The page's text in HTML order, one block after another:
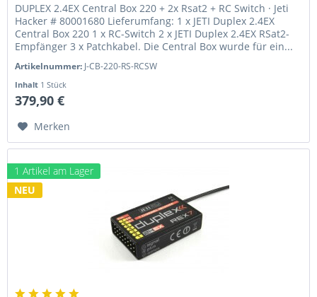
DUPLEX 2.4EX Central Box 220 + 2x Rsat2 + RC Switch · Jeti
Hacker # 80001680 Lieferumfang: 1 x JETI Duplex 2.4EX
Central Box 220 1 x RC-Switch 2 x JETI Duplex 2.4EX RSat2-
Empfänger 3 x Patchkabel. Die Central Box wurde für ein...
Artikelnummer: J-CB-220-RS-RCSW
Inhalt 1 Stück
379,90 €
Merken
1 Artikel am Lager
NEU